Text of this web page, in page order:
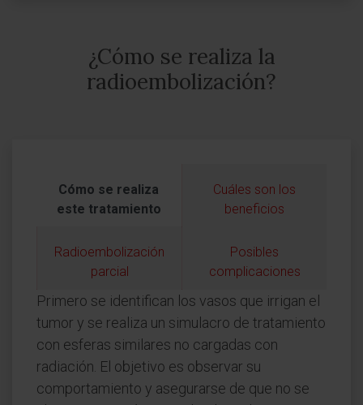
¿Cómo se realiza la
radioembolización?
Cómo se realiza
este tratamiento
Cuáles son los
beneficios
Radioembolización
parcial
Posibles
complicaciones
Primero se identifican los vasos que irrigan el
tumor y se realiza un simulacro de tratamiento
con esferas similares no cargadas con
radiación. El objetivo es observar su
comportamiento y asegurarse de que no se